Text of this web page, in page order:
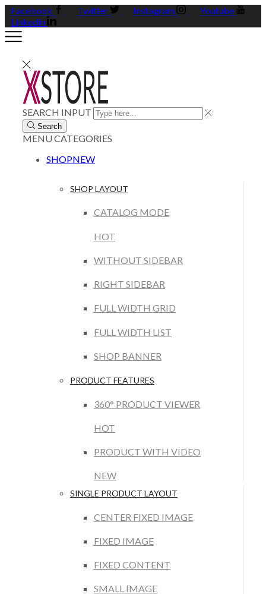
Facebook Twitter Instagram
Youtube
Linkedin
SEARCH INPUT
Search
MENUCATEGORIES
SHOPNEW
SHOP LAYOUT
CATALOG MODE
HOT
WITHOUT SIDEBAR
RIGHT SIDEBAR
FULL WIDTH GRID
FULL WIDTH LIST
SHOP BANNER
PRODUCT FEATURES
360° PRODUCT VIEWER
HOT
PRODUCT WITH VIDEO
NEW
SINGLE PRODUCT LAYOUT
CENTER FIXED IMAGE
FIXED IMAGE
FIXED CONTENT
SMALL IMAGE